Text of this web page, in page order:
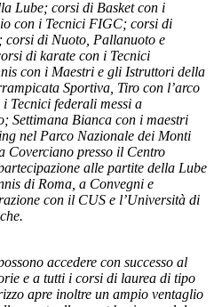
Lube; corsi di Basket con i
con i Tecnici FIGC; corsi di
di Nuoto, Pallanuoto e
di karate con i Tecnici
con i Maestri e gli Istruttori della
Sportiva, Tiro con l’arco
Tecnici federali messi a
Settimana Bianca con i maestri
nel Parco Nazionale dei Monti
presso il Centro
alle partite della Lube
di Roma, a Convegni e
con il CUS e l’Università di
accedere con successo al
e a tutti i corsi di laurea di tipo
apre inoltre un ampio ventaglio